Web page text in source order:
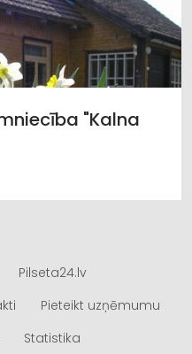
"Kalna
Pilseta24.lv
Pieteikt uzņēmumu
Statistika